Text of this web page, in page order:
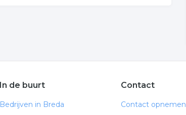
In de buurt
Bedrijven in Breda
Contact
Contact opnemen